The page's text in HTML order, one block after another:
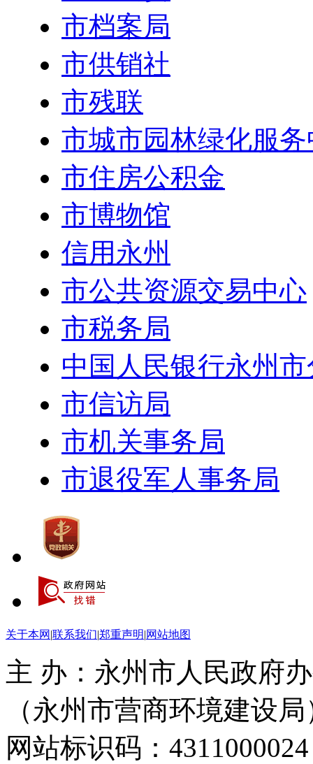
市档案局
市供销社
市残联
市城市园林绿化服
市住房公积金
市博物馆
信用永州
市公共资源交易中心
市税务局
中国人民银行永州
市信访局
市机关事务局
市退役军人事务局
关于本网 |联系我们|郑重声明|网站地图
主 办：永州市人民政府
（永州市营商环境建设局
网站标识码：